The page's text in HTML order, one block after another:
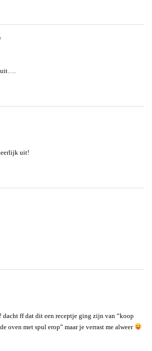
uit!
dacht ff dat dit een receptje ging zijn van “koop
oven met spul erop” maar je verrast me alweer